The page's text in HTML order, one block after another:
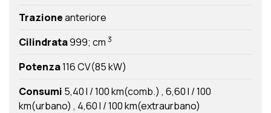
Trazioneanteriore
Cilindrata999; cm 3
Potenza116 CV(85 kW)
Consumi 5,40 l / 100 km(comb.) 6,60 l / 100
km(urbano) 4,60 l / 100 km(extraurbano)